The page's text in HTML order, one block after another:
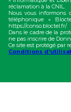
réclamation à la CNIL.
Nous vous informons
téléphonique «
https://conso.bloctel.fr/
Dans le cadre de la
ne pas inscrire de
Ce site est protégé par
Conditions